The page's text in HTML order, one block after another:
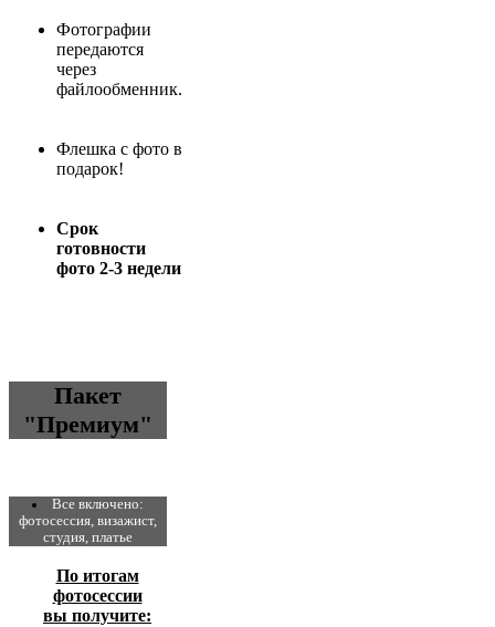
Фотографии
передаются
через
файлообменник.
Флешка с фото в
подарок!
Срок
готовности
фото 2-3 недели
Пакет
"Премиум"
Все включено:
фотосессия, визажист,
студия, платье
По итогам
фотосессии
вы получите: